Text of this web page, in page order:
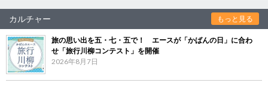
カルチャー もっと見る
旅の思い出を五・七・五で！ エースが「かばんの日」に合わ
せ「旅行川柳コンテスト」を開催
2026年8月7日